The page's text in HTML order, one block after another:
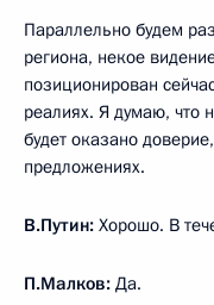
Параллельно будем
региона, некое
позиционирован
реалиях. Я думаю, что
будет оказано
предложениях.
В.Путин: Хорошо. В
П.Малков: Да.